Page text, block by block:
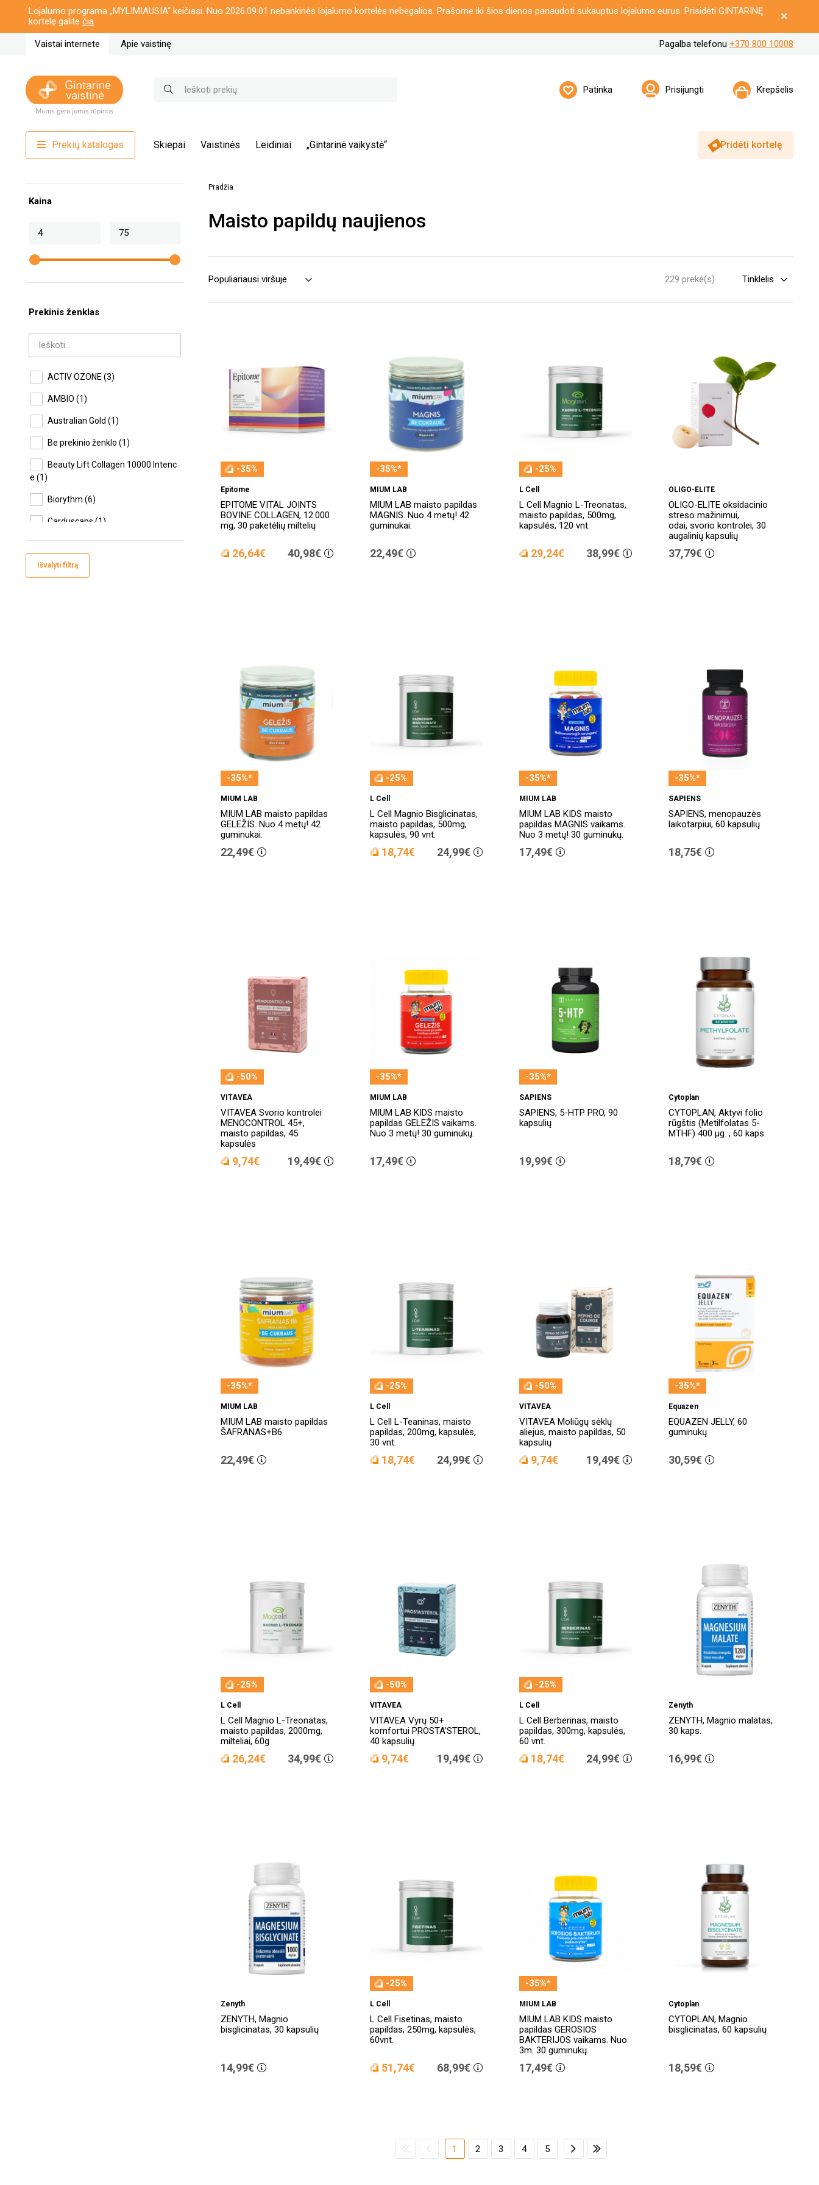
Lojalumo programa „MYLIMIAUSIA“ keičiasi. Nuo 2026.09.01 nebankinės lojalumo kortelės nebegalios. Prašome iki šios dienos panaudoti sukauptus lojalumo eurus. Prisidėti GINTARINĘ
kortelę galite čia
Vaistai internete Apie vaistinę Pagalba telefonu +370 800 10008
Patinka Prisijungti Krepšelis
Prekių katalogas Skiepai Vaistinės Leidiniai „Gintarinė vaikystė“ Pridėti kortelę
Kaina
Prekinis ženklas
ACTIV OZONE (3)
AMBIO (1)
Australian Gold (1)
Be prekinio ženklo (1)
Beauty Lift Collagen 10000 Intenc
e (1)
Biorythm (6)
Carduscaps (1)
Cytoplan(34)
Epitome
Išvalyti filtrą
Pradžia
Maisto papildų naujienos
229 prekė(s)
-35%
Epitome
EPITOME VITAL JOINTS
BOVINE COLLAGEN, 12.000
mg, 30 paketėlių miltelių
26,64€ 40,98€
-35%*
MIUM LAB
MIUM LAB maisto papildas
MAGNIS. Nuo 4 metų! 42
guminukai.
22,49€
-25%
L Cell
L Cell Magnio L-Treonatas,
maisto papildas, 500mg,
kapsulės, 120 vnt.
29,24€ 38,99€
OLIGO-ELITE
OLIGO-ELITE oksidacinio
streso mažinimui,
odai, svorio kontrolei, 30
augalinių kapsulių
37,79€
-35%*
MIUM LAB
MIUM LAB maisto papildas
GELEŽIS. Nuo 4 metų! 42
guminukai.
22,49€
-25%
L Cell
L Cell Magnio Bisglicinatas,
maisto papildas, 500mg,
kapsulės, 90 vnt.
18,74€ 24,99€
-35%*
MIUM LAB
MIUM LAB KIDS maisto
papildas MAGNIS vaikams.
Nuo 3 metų! 30 guminukų.
17,49€
-35%*
SAPIENS
SAPIENS, menopauzės
laikotarpiui, 60 kapsulių
18,75€
-50%
VITAVEA
VITAVEA Svorio kontrolei
MENOCONTROL 45+,
maisto papildas, 45
kapsulės
9,74€ 19,49€
-35%*
MIUM LAB
MIUM LAB KIDS maisto
papildas GELEŽIS vaikams.
Nuo 3 metų! 30 guminukų.
17,49€
-35%*
SAPIENS
SAPIENS, 5-HTP PRO, 90
kapsulių
19,99€
Cytoplan
CYTOPLAN, Aktyvi folio
rūgštis (Metilfolatas 5-
MTHF) 400 µg. , 60 kaps.
18,79€
-35%*
MIUM LAB
MIUM LAB maisto papildas
ŠAFRANAS+B6
22,49€
-25%
L Cell
L Cell L-Teaninas, maisto
papildas, 200mg, kapsulės,
30 vnt.
18,74€ 24,99€
-50%
VITAVEA
VITAVEA Moliūgų sėklų
aliejus, maisto papildas, 50
kapsulių
9,74€ 19,49€
-35%*
Equazen
EQUAZEN JELLY, 60
guminukų
30,59€
-25%
L Cell
L Cell Magnio L-Treonatas,
maisto papildas, 2000mg,
milteliai, 60g
26,24€ 34,99€
-50%
VITAVEA
VITAVEA Vyrų 50+
komfortui PROSTA'STEROL,
40 kapsulių
9,74€ 19,49€
-25%
L Cell
L Cell Berberinas, maisto
papildas, 300mg, kapsulės,
60 vnt.
18,74€ 24,99€
Zenyth
ZENYTH, Magnio malatas,
30 kaps.
16,99€
Zenyth
ZENYTH, Magnio
bisglicinatas, 30 kapsulių
14,99€
-25%
L Cell
L Cell Fisetinas, maisto
papildas, 250mg, kapsulės,
60vnt.
51,74€ 68,99€
-35%*
MIUM LAB
MIUM LAB KIDS maisto
papildas GEROSIOS
BAKTERIJOS vaikams. Nuo
3m. 30 guminukų.
17,49€
Cytoplan
CYTOPLAN, Magnio
bisglicinatas, 60 kapsulių
18,59€
1 2 3 4 5